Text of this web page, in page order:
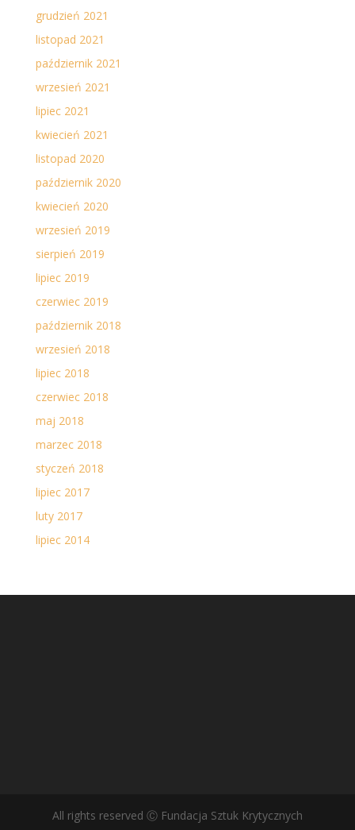
grudzień 2021
listopad 2021
październik 2021
wrzesień 2021
lipiec 2021
kwiecień 2021
listopad 2020
październik 2020
kwiecień 2020
wrzesień 2019
sierpień 2019
lipiec 2019
czerwiec 2019
październik 2018
wrzesień 2018
lipiec 2018
czerwiec 2018
maj 2018
marzec 2018
styczeń 2018
lipiec 2017
luty 2017
lipiec 2014
All rights reserved Ⓒ Fundacja Sztuk Krytycznych